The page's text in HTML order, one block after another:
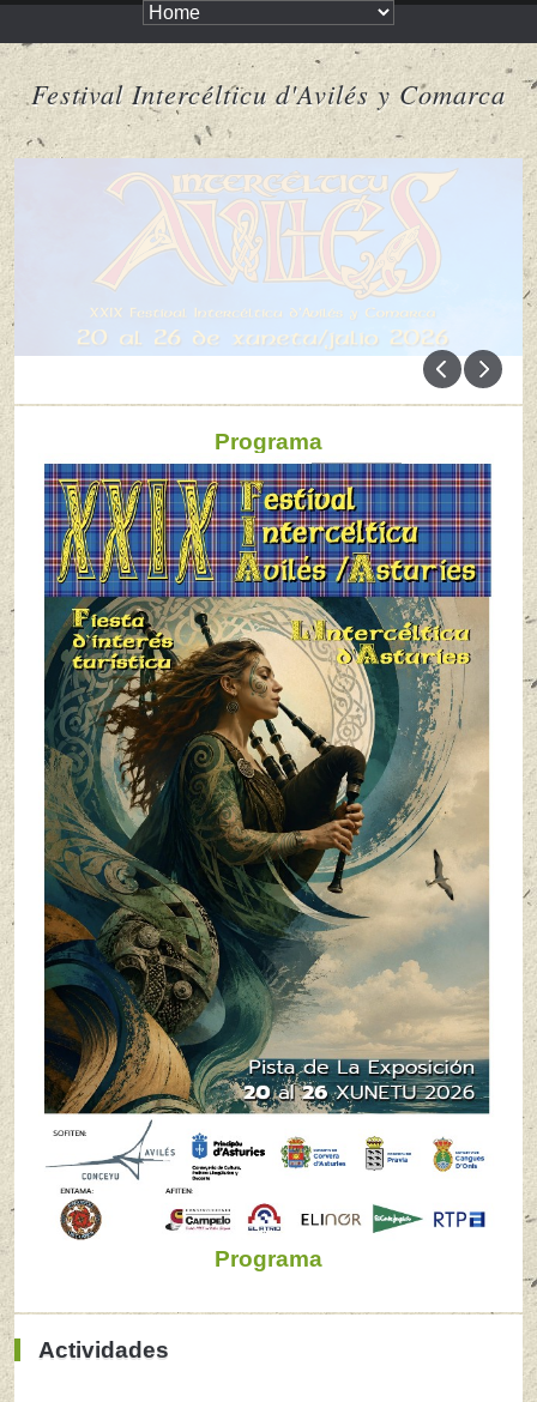
Festival Intercélticu d'Avilés y Comarca
Programa
Programa
Actividades